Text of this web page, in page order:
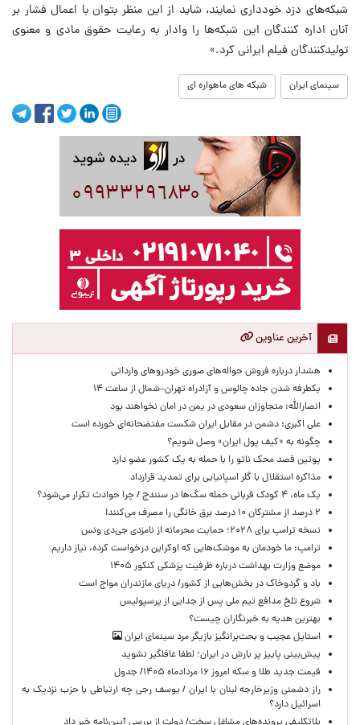
شبکه‌های دزد خودداری نمایند، شاید از این منظر بتوان با اعمال فشار بر
آنان اداره کنندگان این شبکه‌ها را وادار به رعایت حقوق مادی و معنوی
تولیدکنندگان فیلم ایرانی کرد.»
سینمای ایران شبکه های ماهواره ای
آخرین عناوین
هشدار درباره فروش حواله‌های صوری خودروهای وارداتی
یکطرفه شدن جاده چالوس و آزادراه تهران–شمال از ساعت ۱۴
انصارالله: متجاوزان سعودی در یمن در امان نخواهند بود
علی اکبری: دشمن در مقابل ایران شکست مفتضحانه‌ای خورده است
چگونه به «کیف پول ایران» وصل شویم؟
پوتین قصد محک ناتو را با حمله به یک کشور عضو دارد
مذاکره استقلال با گلر اسپانیایی برای تمدید قرارداد
یک ماه، ۴ کودک قربانی حمله سگ‌ها در سنندج / چرا حوادث تکرار می‌شود؟
۲ درصد از مشترکان ۱۰ درصد برق خانگی را مصرف می‌کنند!
نسخه ترامپ برای ۲۰۲۸؛ حمایت محرمانه از نامزدی جی‌دی ونس
ترامپ: ما خودمان به موشک‌هایی که اوکراین درخواست کرده، نیاز داریم
موضع وزارت بهداشت درباره ظرفیت پزشکی کنکور ۱۴۰۵
باد و گردوخاک در بخش‌هایی از کشور/ دریای مازندران مواج است
شروع تلخ مدافع تیم ملی پس از جدایی از پرسپولیس
بهترین هدیه به خبرنگاران چیست؟
استایل عجیب و بحث‌برانگیز بازیگر مرد سینمای ایران
پیش‌بینی پاییز پر بارش در ایران؛ لطفا غافلگیر نشوید
قیمت جدید طلا و سکه امروز ۱۶ مردادماه ۱۴۰۵/ جدول
راز دشمنی وزیرخارجه لبنان با ایران / یوسف رجی چه ارتباطی با حزب نزدیک به
اسرائیل دارد؟